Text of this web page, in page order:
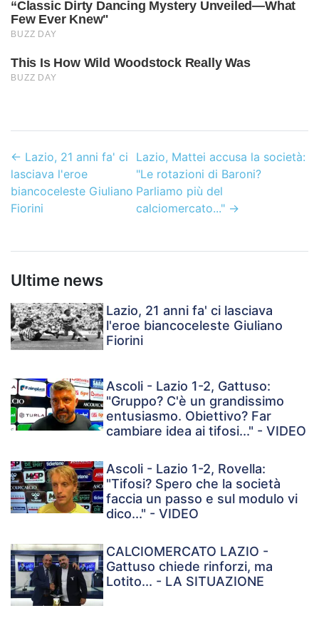
← Lazio, 21 anni fa' ci
lasciava l'eroe
biancoceleste Giuliano
Fiorini
Lazio, Mattei accusa la società:
"Le rotazioni di Baroni?
Parliamo più del
calciomercato..."→
Ultime news
Lazio, 21 anni fa' ci lasciava
l'eroe biancoceleste Giuliano
Fiorini
Ascoli - Lazio 1-2, Gattuso:
"Gruppo? C'è un grandissimo
entusiasmo. Obiettivo? Far
cambiare idea ai tifosi..." - VIDEO
Ascoli - Lazio 1-2, Rovella:
"Tifosi? Spero che la società
faccia un passo e sul modulo vi
dico..." - VIDEO
CALCIOMERCATO LAZIO -
Gattuso chiede rinforzi, ma
Lotito... - LA SITUAZIONE